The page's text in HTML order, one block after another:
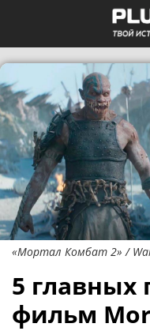
«Мортал Комбат 2» /
5
фильм